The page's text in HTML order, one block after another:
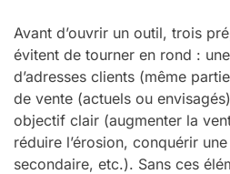
Avant d’ouvrir un outil, trois
évitent de tourner en rond :
d’adresses clients (même
de vente (actuels ou
objectif clair (augmenter la
réduire l’érosion, conquérir
secondaire, etc.). Sans ces